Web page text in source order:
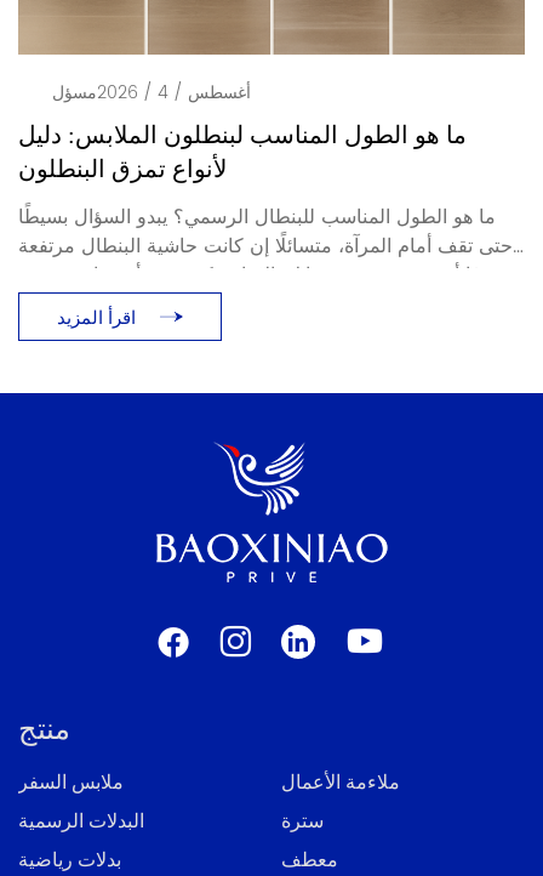
أغسطس / 4 / 2026 مسؤل
ما هو الطول المناسب لبنطلون الملابس: دليل
ما هو الطول المناسب للبنطال الرسمي؟ يبدو السؤال بسيطًا
حتى تقف أمام المرآة، متسائلًا إن كانت حاشية البنطال مرتفعة
جدًا أو متجمعة فوق حذائك. الإجابة تكمن في أمر واحد: تمزق
البنطال، أو طريقة استناد البنطال على الحذاء. يوضح هذا الدليل
[...]
اقرأ المزيد
منتج
ملابس السفر
ملاءمة الأعمال
البدلات الرسمية
سترة
بدلات رياضية
معطف